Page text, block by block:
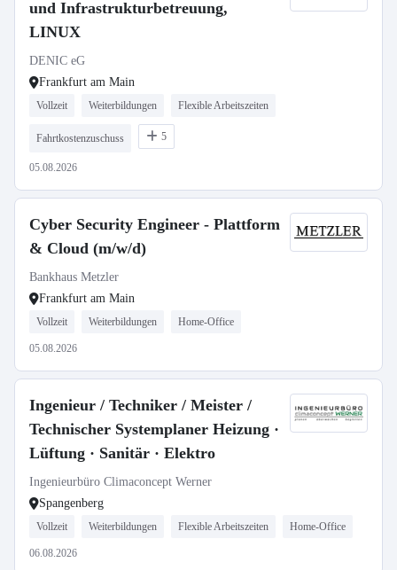
und Infrastrukturbetreuung,
LINUX
DENIC eG
Frankfurt am Main
Vollzeit Weiterbildungen Flexible Arbeitszeiten
Fahrtkostenzuschuss 5
05.08.2026
Cyber Security Engineer - Plattform
& Cloud (m/w/d)
Bankhaus Metzler
Frankfurt am Main
Vollzeit Weiterbildungen Home-Office
05.08.2026
Ingenieur / Techniker / Meister /
Technischer Systemplaner Heizung ·
Lüftung · Sanitär · Elektro
Ingenieurbüro Climaconcept Werner
Spangenberg
Vollzeit Weiterbildungen Flexible Arbeitszeiten Home-Office
06.08.2026